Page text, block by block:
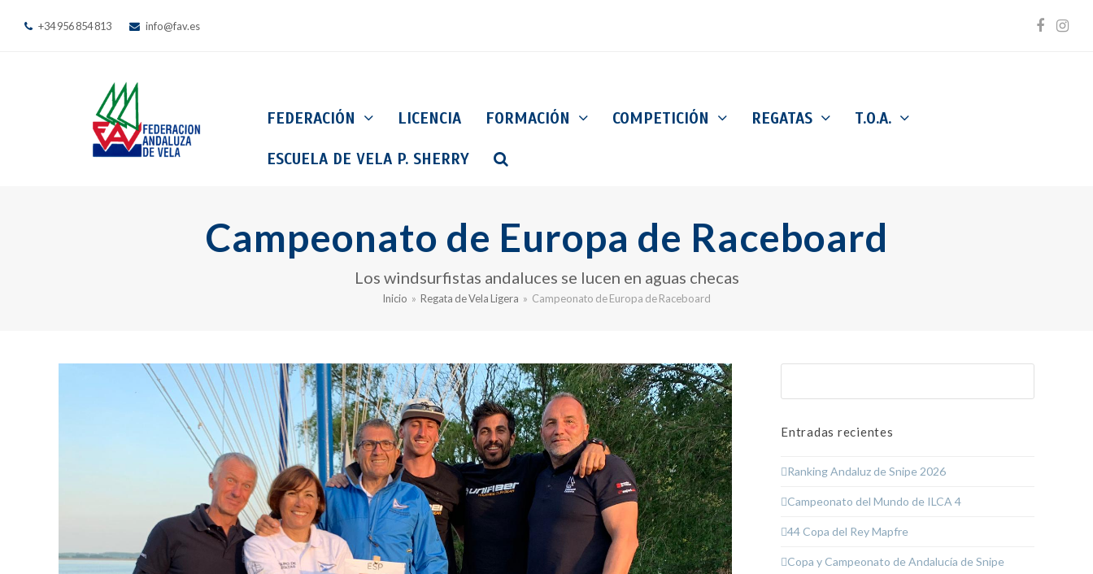
+34 956 854 813 info@fav.es
FEDERACIÓN LICENCIA FORMACIÓN COMPETICIÓN REGATAS T.O.A.
ESCUELA DE VELA P. SHERRY
Campeonato de Europa de Raceboard
Los windsurfistas andaluces se lucen en aguas checas
Inicio » Regata de Vela Ligera » Campeonato de Europa de Raceboard
Entradas recientes
Ranking Andaluz de Snipe 2026
Campeonato del Mundo de ILCA 4
44 Copa del Rey Mapfre
Copa y Campeonato de Andalucía de Snipe